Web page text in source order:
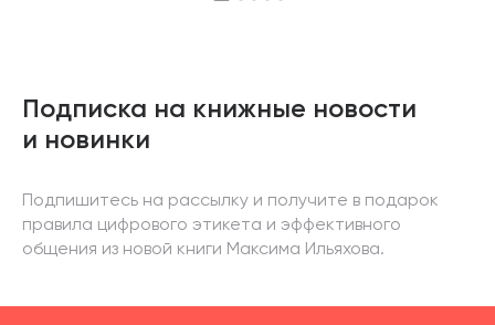
Подписка на книжные новости
и новинки
Подпишитесь на рассылку и получите в подарок
правила цифрового этикета и эффективного
общения из новой книги Максима Ильяхова.